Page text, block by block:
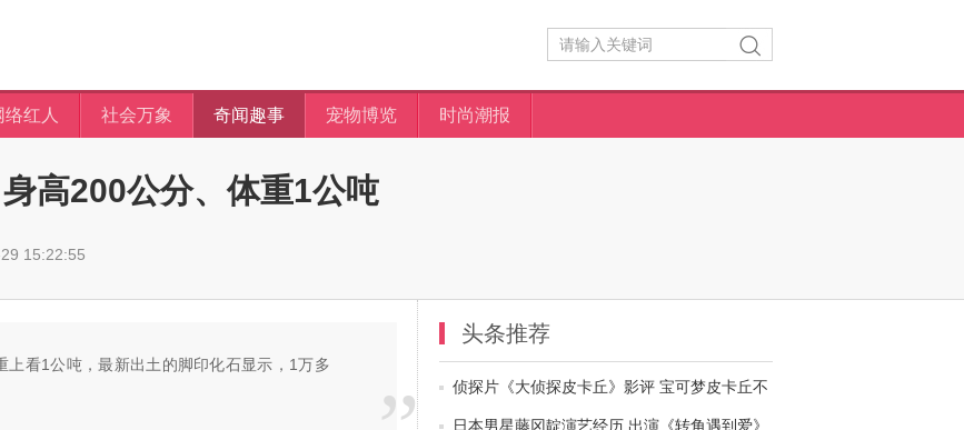
络红人 社会万象 奇闻趣事 宠物博览 时尚潮报
高200公分、体重1公吨
15:22:55
看1公吨，最新出土的脚印化石显示，1万多
头条推荐
侦探片《大侦探皮卡丘》影评 宝可梦皮卡丘不
够萌
日本男星藤冈靛演艺经历 出演《转角遇到爱》